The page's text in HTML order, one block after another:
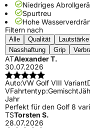
Niedriges
Spurtreu
Hohe
Filtern nach
Alle Qualität Lautstärke
Nasshaftung
Grip
ATAlexander T.
30.07.2026
Auto:VW Golf VIII Variant
VFahrtentyp:Gemischt
Jahr
Perfekt für den Golf 8
TSTorsten S.
28.07.2026